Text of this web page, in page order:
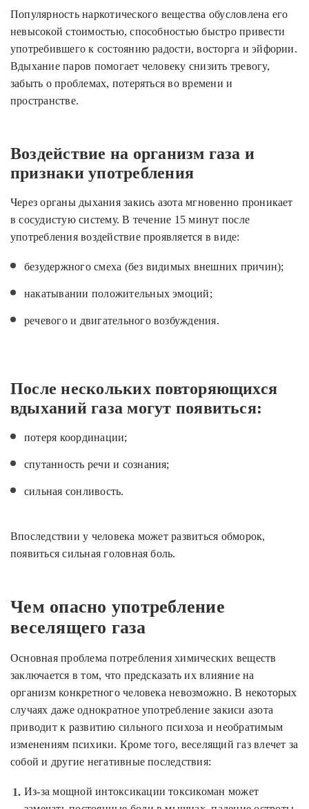
Популярность наркотического вещества обусловлена его
невысокой стоимостью, способностью быстро привести
употребившего к состоянию радости, восторга и эйфории.
Вдыхание паров помогает человеку снизить тревогу,
забыть о проблемах, потеряться во времени и
пространстве.
Воздействие на организм газа и
признаки употребления
Через органы дыхания закись азота мгновенно проникает
в сосудистую систему. В течение 15 минут после
употребления воздействие проявляется в виде:
безудержного смеха (без видимых внешних причин);
накатывании положительных эмоций;
речевого и двигательного возбуждения.
После нескольких повторяющихся
вдыханий газа могут появиться:
потеря координации;
спутанность речи и сознания;
сильная сонливость.
Впоследствии у человека может развиться обморок,
появиться сильная головная боль.
Чем опасно употребление
веселящего газа
Основная проблема потребления химических веществ
заключается в том, что предсказать их влияние на
организм конкретного человека невозможно. В некоторых
случаях даже однократное употребление закиси азота
приводит к развитию сильного психоза и необратимым
изменениям психики. Кроме того, веселящий газ влечет за
собой и другие негативные последствия:
Из-за мощной интоксикации токсикоман может